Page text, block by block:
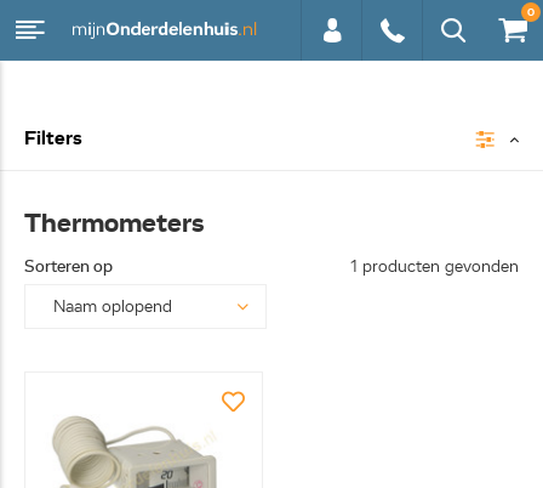
0
Filters
Thermometers
Sorteren op 1 producten gevonden